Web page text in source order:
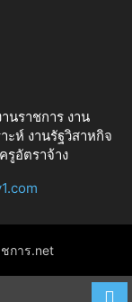
นราชการ งาน
ะห์ งานรัฐวิสาหกิจ
รูอัตราจ้าง
การ.net